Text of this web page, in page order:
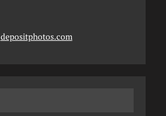
depositphotos.com